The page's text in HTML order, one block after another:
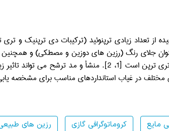
از تعداد زیادی ترپنوئید (ترکیبات دی­ ترپنیک و
جلای رنگ (رزین ­های دوزین و مصطکی) و همچنین
در غیاب استانداردهای مناسب برای مشخصه
رزین های کروماتوگرافی گازی مایع